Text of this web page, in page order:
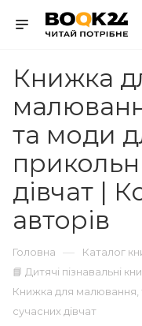
Книжка
та моди
дівчат |
авторів
Головна — Каталог
📘 Дитячі пізнавальні
Книжка для малювання,
сучасних дівчат